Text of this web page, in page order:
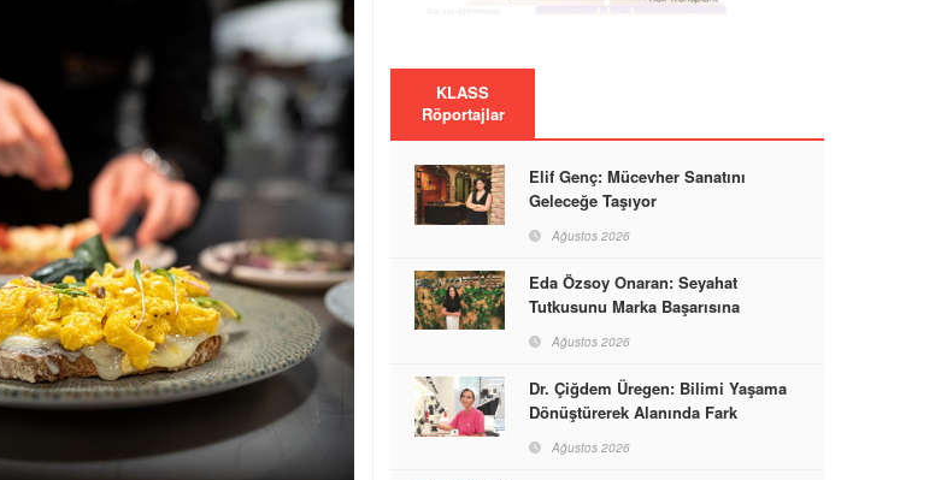
KLASS
Röportajlar
Elif Genç: Mücevher Sanatını
Geleceğe Taşıyor
Ağustos 2026
Eda Özsoy Onaran: Seyahat
Tutkusunu Marka Başarısına
Ağustos 2026
Dr. Çiğdem Üregen: Bilimi Yaşama
Dönüştürerek Alanında Fark
Ağustos 2026